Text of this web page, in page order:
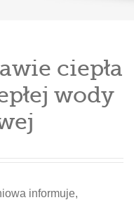
ciepła
wody
informuje,